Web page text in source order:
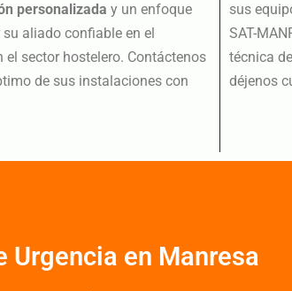
personalizada y un enfoque
aliado confiable en el
el sector hostelero. Contáctenos
de sus instalaciones con
sus
SAT-
técnica
déjenos
Urgencia en Manresa